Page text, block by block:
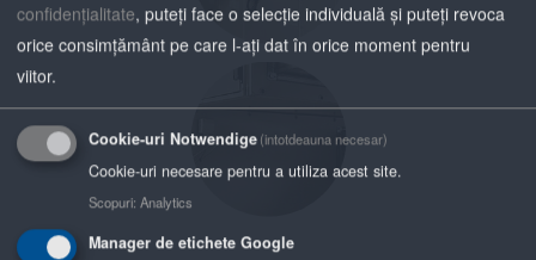
confidențialitate, puteți face o selecție individuală și puteți revoca
orice consimțământ pe care l-ați dat în orice moment pentru
viitor.
Cookie-uri Notwendige(intotdeauna necesar)
Cookie-uri necesare pentru a utiliza acest site.
Scopuri: Analytics
Manager de etichete Google